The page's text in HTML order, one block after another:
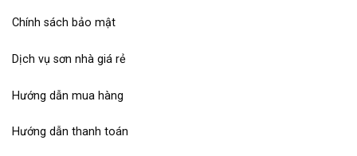
Chính sách bảo mật
Dịch vụ sơn nhà giá rẻ
Hướng dẫn mua hàng
Hướng dẫn thanh toán